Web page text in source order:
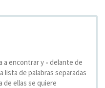
a encontrar y - delante de
lista de palabras separadas
de ellas se quiere